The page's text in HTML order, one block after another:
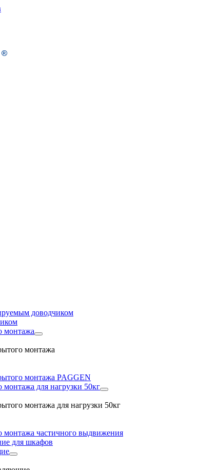
доводчиком
монтажа
монтажа
монтажа PAGGEN
для нагрузки 50кг
монтажа для нагрузки 50кг
частичного выдвижения
для шкафов